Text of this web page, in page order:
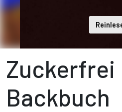
Zuckerfrei
Backbuch